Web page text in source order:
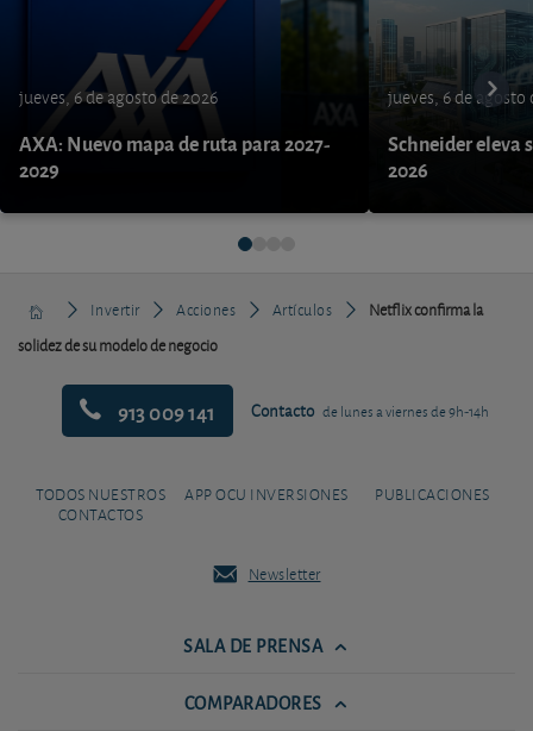
jueves, 6 de agosto de 2026
AXA: Nuevo mapa de ruta para 2027-
2029
jueves, 6 de agosto
Schneider eleva
2026
Invertir Acciones Artículos
Netflix confirma la
solidez de su modelo de negocio
913 009 141 Contacto de lunes a viernes de 9h-14h
TODOS NUESTROS
CONTACTOS
APP OCU INVERSIONES PUBLICACIONES
Newsletter
SALA DE PRENSA
COMPARADORES